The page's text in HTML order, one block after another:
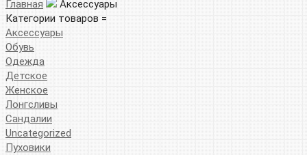
Главная
Аксессуары
Категории товаров =
Аксессуары
Обувь
Одежда
Детское
Женское
Лонгсливы
Сандалии
Uncategorized
Пуховики